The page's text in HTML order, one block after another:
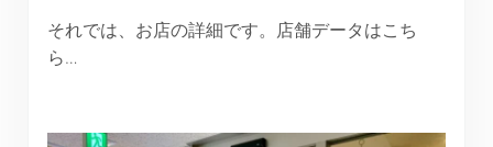
それでは、お店の詳細です。店舗データはこち
ら…